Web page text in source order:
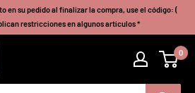
en su pedido al finalizar la compra, use el código: (
restricciones en algunos artículos *
0